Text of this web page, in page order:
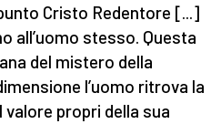
Cristo Redentore [...]
all’uomo stesso. Questa
del mistero della
l’uomo ritrova la
valore propri della sua